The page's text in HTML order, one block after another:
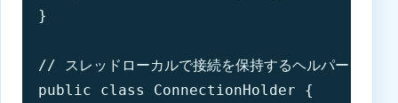
}
// スレッドローカルで接続を保持するヘルパークラス
public class ConnectionHolder {